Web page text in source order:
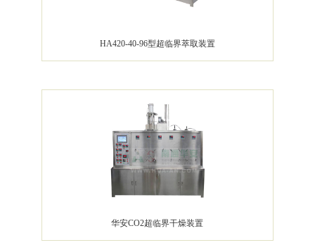
HA420-40-96型超临界萃取装置
华安CO2超临界干燥装置